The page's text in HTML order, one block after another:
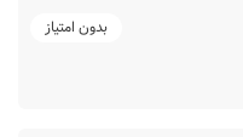
بدون امتیاز